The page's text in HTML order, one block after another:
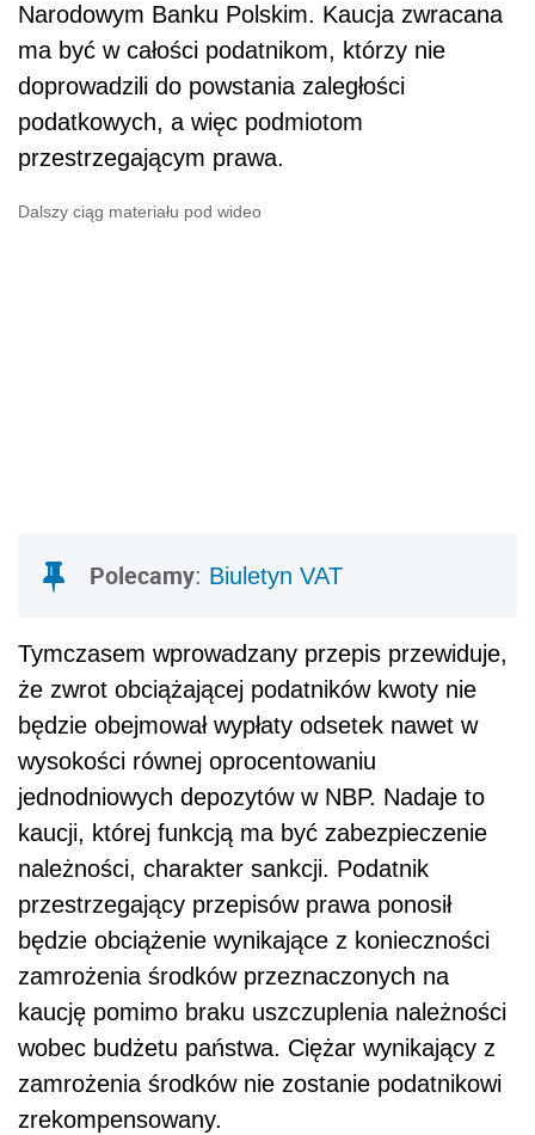
Narodowym Banku Polskim. Kaucja zwracana
ma być w całości podatnikom, którzy nie
doprowadzili do powstania zaległości
podatkowych, a więc podmiotom
przestrzegającym prawa.
Dalszy ciąg materiału pod wideo
Polecamy: Biuletyn VAT
Tymczasem wprowadzany przepis przewiduje,
że zwrot obciążającej podatników kwoty nie
będzie obejmował wypłaty odsetek nawet w
wysokości równej oprocentowaniu
jednodniowych depozytów w NBP. Nadaje to
kaucji, której funkcją ma być zabezpieczenie
należności, charakter sankcji. Podatnik
przestrzegający przepisów prawa ponosił
będzie obciążenie wynikające z konieczności
zamrożenia środków przeznaczonych na
kaucję pomimo braku uszczuplenia należności
wobec budżetu państwa. Ciężar wynikający z
zamrożenia środków nie zostanie podatnikowi
zrekompensowany.